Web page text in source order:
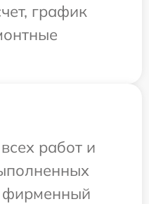
график
работ и
фирменный